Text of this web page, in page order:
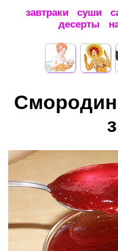
завтраки суши
десерты